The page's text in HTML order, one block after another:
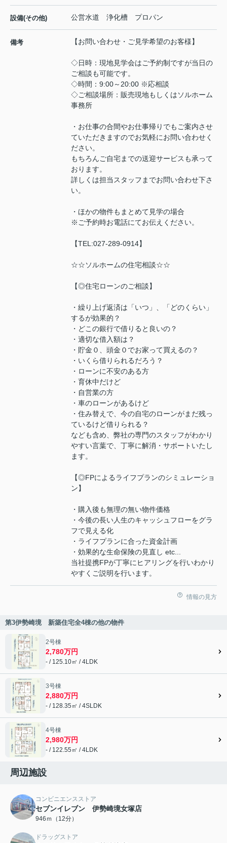
設備(その他) 公営水道 浄化槽 プロパン
備考 【お問い合わせ・ご見学希望のお客様】
◇日時：現地見学会はご予約制ですが当日の
ご相談も可能です。
◇時間：9:00～20:00 ※応相談
◇ご相談場所：販売現地もしくはソルホーム
事務所
・お仕事の合間やお仕事帰りでもご案内させ
ていただきますのでお気軽にお問い合わせく
ださい。
もちろんご自宅までの送迎サービスも承って
おります。
詳しくは担当スタッフまでお問い合わせ下さ
い。
・ほかの物件もまとめて見学の場合
※ご予約時お電話にてお伝えください。
【TEL:027-289-0914】
☆☆ソルホームの住宅相談☆☆
【◎住宅ローンのご相談】
・繰り上げ返済は「いつ」、「どのくらい」
するが効果的？
・どこの銀行で借りると良いの？
・適切な借入額は？
・貯金０、頭金０でお家って買えるの？
・いくら借りられるだろう？
・ローンに不安のある方
・育休中だけど
・自営業の方
・車のローンがあるけど
・住み替えで、今の自宅のローンがまだ残っ
ているけど借りられる？
なども含め、弊社の専門のスタッフがわかり
やすい言葉で、丁寧に解消・サポートいたし
ます。
【◎FPによるライフプランのシミュレーショ
ン】
・購入後も無理の無い物件価格
・今後の長い人生のキャッシュフローをグラ
フで見える化
・ライフプランに合った資金計画
・効果的な生命保険の見直し etc...
当社提携FPが丁寧にヒアリングを行いわかり
やすくご説明を行います。
情報の見方
第3伊勢崎境 新築住宅全4棟の他の物件
2号棟
2,780万円
- / 125.10㎡ / 4LDK
3号棟
2,880万円
- / 128.35㎡ / 4SLDK
4号棟
2,980万円
- / 122.55㎡ / 4LDK
周辺施設
コンビニエンスストア
セブンイレブン 伊勢崎境女塚店
946ｍ（12分）
ドラッグストア